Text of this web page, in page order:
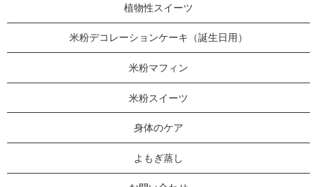
植物性スイーツ
米粉デコレーションケーキ（誕生日用）
米粉マフィン
米粉スイーツ
身体のケア
よもぎ蒸し